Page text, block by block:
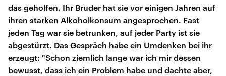
das geholfen. Ihr Bruder hat sie vor einigen Jahren auf
ihren starken Alkoholkonsum angesprochen. Fast
jeden Tag war sie betrunken, auf jeder Party ist sie
abgestürzt. Das Gespräch habe ein Umdenken bei ihr
erzeugt: "Schon ziemlich lange war ich mir dessen
bewusst, dass ich ein Problem habe und dachte aber,